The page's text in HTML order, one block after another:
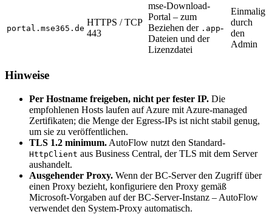
portal.mse365.de
HTTPS / TCP
443
mse-Download-
Portal – zum
Beziehen der .app-
Dateien und der
Lizenzdatei
Einmalig
durch
den
Admin
Hinweise
Per Hostname freigeben, nicht per fester IP. Die
empfohlenen Hosts laufen auf Azure mit Azure-managed
Zertifikaten; die Menge der Egress-IPs ist nicht stabil genug,
um sie zu veröffentlichen.
TLS 1.2 minimum. AutoFlow nutzt den Standard-
HttpClient aus Business Central, der TLS mit dem Server
aushandelt.
Ausgehender Proxy. Wenn der BC-Server den Zugriff über
einen Proxy bezieht, konfiguriere den Proxy gemäß
Microsoft-Vorgaben auf der BC-Server-Instanz – AutoFlow
verwendet den System-Proxy automatisch.